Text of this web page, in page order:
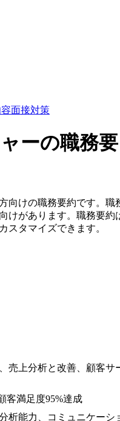
面接対策
ーの職務要
向けの職務要約です。 職
けがあります。 職務要約
スタマイズできます。
売上分析と改善、顧客サ
客満足度95%達成
析能力、コミュニケーシ